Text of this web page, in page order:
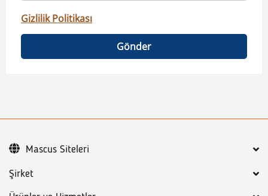
Gizlilik Politikası
Gönder
Şirket
Mascus Siteleri